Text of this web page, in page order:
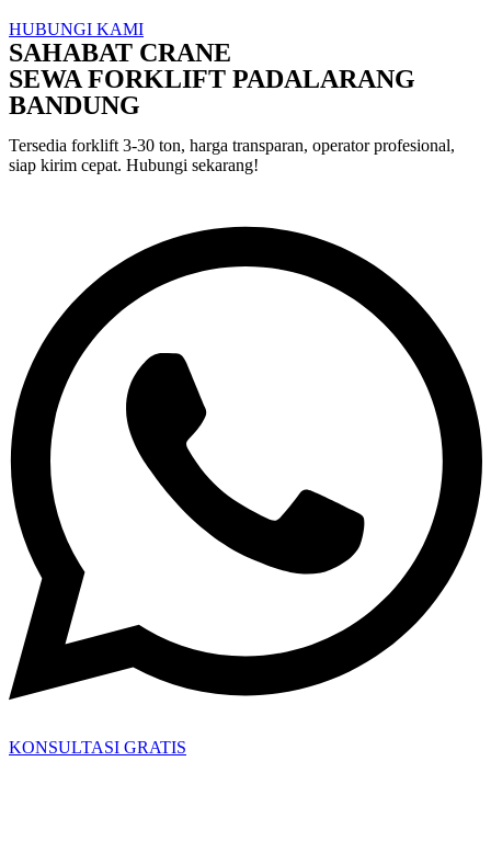
HUBUNGI KAMI
SAHABAT CRANE
SEWA FORKLIFT PADALARANG
BANDUNG
Tersedia forklift 3-30 ton, harga transparan, operator profesional,
siap kirim cepat. Hubungi sekarang!
KONSULTASI GRATIS